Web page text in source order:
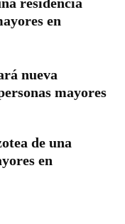
en
nueva
mayores
de una
en